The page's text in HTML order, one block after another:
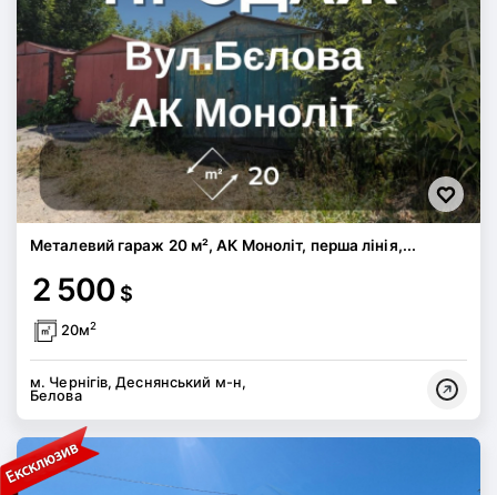
Металевий гараж 20 м², АК Моноліт, перша лінія,...
2 500 $
20м2
м. Чернігів, Деснянський м-н,
Белова